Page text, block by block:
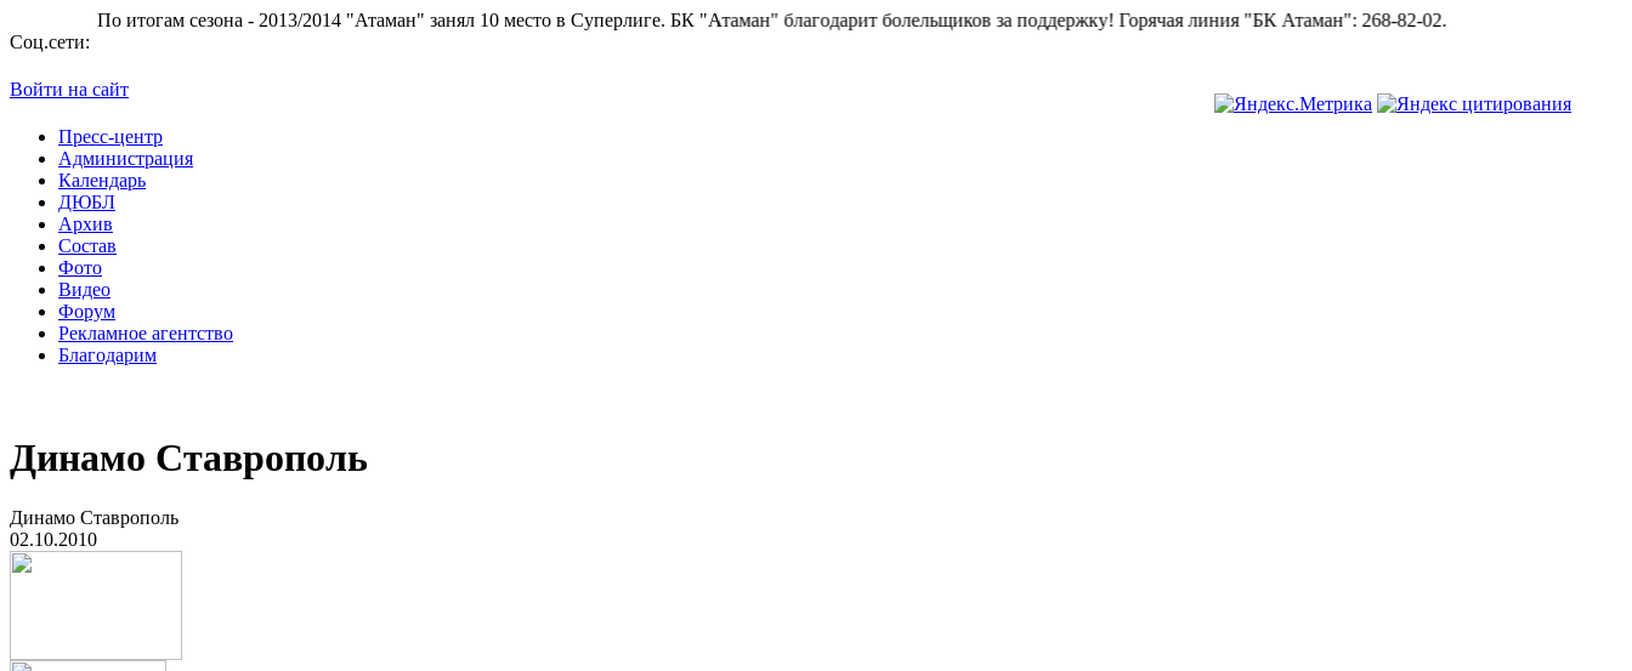
сезона - 2013/2014 "Атаман" занял 10 место в Суперлиге.БК "Атаман" благодарит болельщиков за поддержку!Горячая линия "БК Атаман":268-82-02.
Соц.сети:
Войти на сайт
Пресс-центр
Администрация
Календарь
ДЮБЛ
Архив
Состав
Фото
Видео
Форум
Рекламное агентство
Благодарим
Динамо Ставрополь
Динамо Ставрополь
02.10.2010